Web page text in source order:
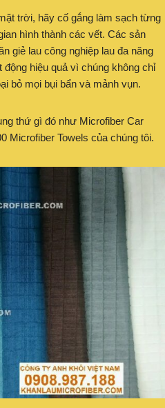
trời, hãy cố gắng làm sạch từng
hình thành các vết. Các sản
giẻ lau công nghiệp lau đa năng
hiệu quả vì chúng không chỉ
bỏ mọi bụi bẩn và mảnh vụn.
thứ gì đó như Microfiber Car
Microfiber Towels của chúng tôi.